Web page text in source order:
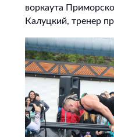
воркаута
Калуцкий, тренер